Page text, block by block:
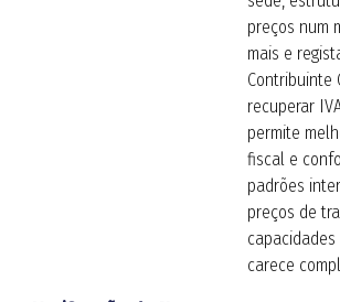
preços num
mais e
Contribuinte
recuperar
permite
fiscal e
padrões
preços de
capacidades
carece